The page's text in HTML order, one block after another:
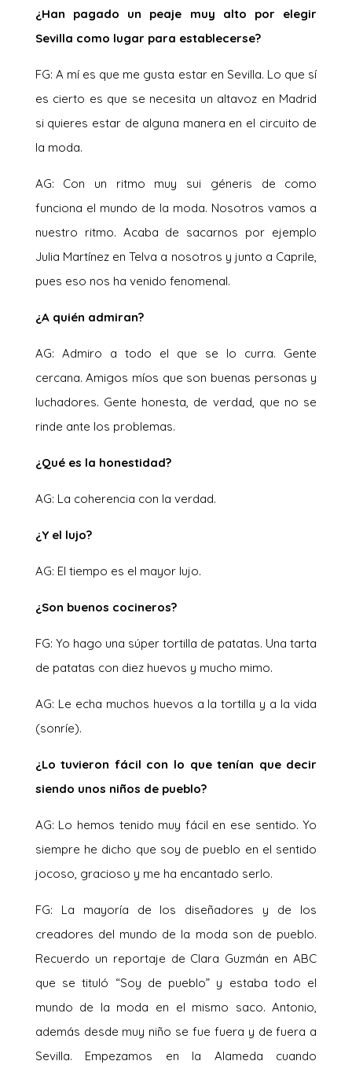
¿Han pagado un peaje muy alto por elegir
Sevilla como lugar para establecerse?
FG: A mí es que me gusta estar en Sevilla. Lo que sí
es cierto es que se necesita un altavoz en Madrid
si quieres estar de alguna manera en el circuito de
la moda.
AG: Con un ritmo muy sui géneris de como
funciona el mundo de la moda. Nosotros vamos a
nuestro ritmo. Acaba de sacarnos por ejemplo
Julia Martínez en Telva a nosotros y junto a Caprile,
pues eso nos ha venido fenomenal.
¿A quién admiran?
AG: Admiro a todo el que se lo curra. Gente
cercana. Amigos míos que son buenas personas y
luchadores. Gente honesta, de verdad, que no se
rinde ante los problemas.
¿Qué es la honestidad?
AG: La coherencia con la verdad.
¿Y el lujo?
AG: El tiempo es el mayor lujo.
¿Son buenos cocineros?
FG: Yo hago una súper tortilla de patatas. Una tarta
de patatas con diez huevos y mucho mimo.
AG: Le echa muchos huevos a la tortilla y a la vida
(sonríe).
¿Lo tuvieron fácil con lo que tenían que decir
siendo unos niños de pueblo?
AG: Lo hemos tenido muy fácil en ese sentido. Yo
siempre he dicho que soy de pueblo en el sentido
jocoso, gracioso y me ha encantado serlo.
FG: La mayoría de los diseñadores y de los
creadores del mundo de la moda son de pueblo.
Recuerdo un reportaje de Clara Guzmán en ABC
que se tituló “Soy de pueblo” y estaba todo el
mundo de la moda en el mismo saco. Antonio,
además desde muy niño se fue fuera y de fuera a
Sevilla. Empezamos en la Alameda cuando